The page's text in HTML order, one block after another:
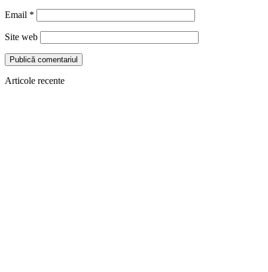
Email *
Site web
Articole recente